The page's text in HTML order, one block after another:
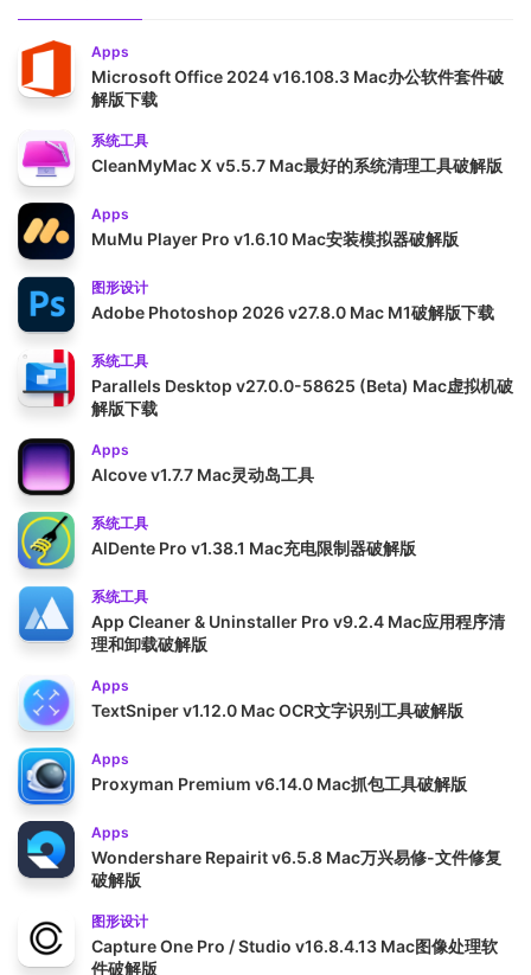
Apps
Microsoft Office 2024 v16.108.3 Mac办公软件套件破
解版下载
系统工具
CleanMyMac X v5.5.7 Mac最好的系统清理工具破解版
Apps
MuMu Player Pro v1.6.10 Mac安装模拟器破解版
图形设计
Adobe Photoshop 2026 v27.8.0 Mac M1破解版下载
系统工具
Parallels Desktop v27.0.0-58625 (Beta) Mac虚拟机破
解版下载
Apps
Alcove v1.7.7 Mac灵动岛工具
系统工具
AlDente Pro v1.38.1 Mac充电限制器破解版
系统工具
App Cleaner & Uninstaller Pro v9.2.4 Mac应用程序清
理和卸载破解版
Apps
TextSniper v1.12.0 Mac OCR文字识别工具破解版
Apps
Proxyman Premium v6.14.0 Mac抓包工具破解版
Apps
Wondershare Repairit v6.5.8 Mac万兴易修-文件修复
破解版
图形设计
Capture One Pro / Studio v16.8.4.13 Mac图像处理软
件破解版